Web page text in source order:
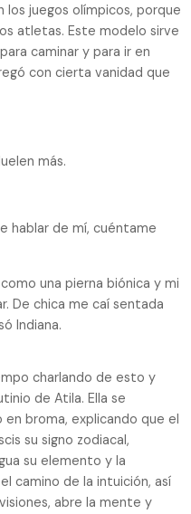
juegos olímpicos, porque
atletas. Este modelo sirve
caminar y para ir en
con cierta vanidad que
más.
hablar de mí, cuéntame
una pierna biónica y mi
De chica me caí sentada
Indiana.
charlando de esto y
de Atila. Ella se
broma, explicando que el
su signo zodiacal,
su elemento y la
camino de la intuición, así
abre la mente y